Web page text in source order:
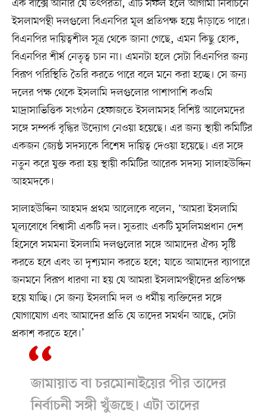
এক বাক্সে আনার যে তৎপরতা, এটি সফল হলে আগামী নির্বাচনে
ইসলামপন্থী দলগুলো বিএনপির মূল প্রতিপক্ষ হয়ে দাঁড়াতে পারে।
বিএনপির দায়িত্বশীল সূত্র থেকে জানা গেছে, এমন কিছু হোক,
বিএনপির শীর্ষ নেতৃত্ব চান না। এমনটা হলে সেটা বিএনপির জন্য
বিরূপ পরিস্থিতি তৈরি করতে পারে বলে মনে করা হচ্ছে। সে জন্য
দলের পক্ষ থেকে ইসলামি দলগুলোর পাশাপাশি কওমি
মাদ্রাসাভিত্তিক সংগঠন হেফাজতে ইসলামসহ বিশিষ্ট আলেমদের
সঙ্গে সম্পর্ক বৃদ্ধির উদ্যোগ নেওয়া হয়েছে। এর জন্য স্থায়ী কমিটির
একজন জ্যেষ্ঠ সদস্যকে বিশেষ দায়িত্ব দেওয়া হয়েছে। এর সঙ্গে
নতুন করে যুক্ত করা হয় স্থায়ী কমিটির আরেক সদস্য সালাহউদ্দিন
আহমদকে।
সালাহউদ্দিন আহমদ প্রথম আলোকে বলেন, ‘আমরা ইসলামি
মূল্যবোধে বিশ্বাসী একটি দল। সুতরাং একটি মুসলিমপ্রধান দেশ
হিসেবে সমমনা ইসলামি দলগুলোর সঙ্গে আমাদের ঐক্য সৃষ্টি
করতে হবে এবং তা দৃশ্যমান করতে হবে; যাতে আমাদের ব্যাপারে
জনমনে বিরূপ ধারণা না হয় যে আমরা ইসলামপন্থীদের প্রতিপক্ষ
হয়ে যাচ্ছি। সে জন্য ইসলামি দল ও ধর্মীয় ব্যক্তিদের সঙ্গে
যোগাযোগ এবং আমাদের প্রতি যে তাদের সমর্থন আছে, সেটা
প্রকাশ করতে হবে।’
জামায়াত বা চরমোনাইয়ের পীর তাদের
নির্বাচনী সঙ্গী খুঁজছে। এটা তাদের